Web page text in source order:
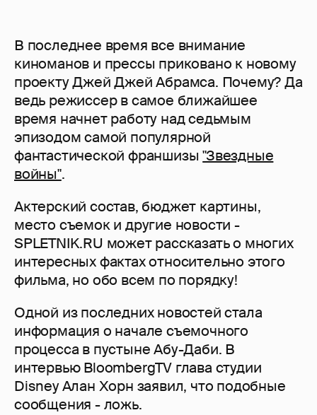
В последнее время все внимание
киноманов и прессы приковано к новому
проекту Джей Джей Абрамса. Почему? Да
ведь режиссер в самое ближайшее
время начнет работу над седьмым
эпизодом самой популярной
фантастической франшизы"Звездные
войны".
Актерский состав, бюджет картины,
место съемок и другие новости -
SPLETNIK.RU может рассказать о многих
интересных фактах относительно этого
фильма, но обо всем по порядку!
Одной из последних новостей стала
информация о начале съемочного
процесса в пустыне Абу-Даби. В
интервью BloombergTV глава студии
Disney Алан Хорн заявил, что подобные
сообщения - ложь.